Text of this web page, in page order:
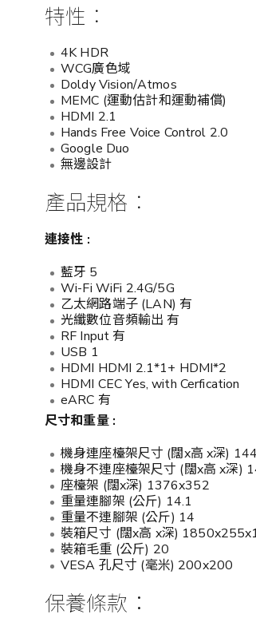
特性︰
4K HDR
WCG廣色域
Doldy Vision/Atmos
MEMC (運動估計和運動補償)
HDMI 2.1
Hands Free Voice Control 2.0
Google Duo
無邊設計
產品規格︰
連接性 :
藍牙 5
Wi-Fi WiFi 2.4G/5G
乙太網路端子 (LAN) 有
光纖數位音頻輸出 有
RF Input 有
USB 1
HDMI HDMI 2.1*1+ HDMI*2
HDMI CEC Yes, with Cerfication
eARC 有
尺寸和重量:
機身連座檯架尺寸 (闊x高 x深)
機身不連座檯架尺寸 (闊x高 x深)
座檯架 (闊x深) 1376x352
重量連腳架 (公斤) 14.1
重量不連腳架 (公斤) 14
裝箱尺寸 (闊x高 x深)
裝箱毛重 (公斤) 20
VESA 孔尺寸 (毫米) 200x200
保養條款：